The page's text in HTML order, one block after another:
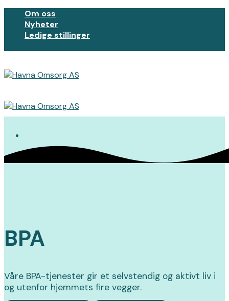
content
Om oss
Nyheter
Ledige stillinger
BPA
Våre BPA-tjenester gir et selvstendig og aktivt liv i
og utenfor hjemmets fire vegger.